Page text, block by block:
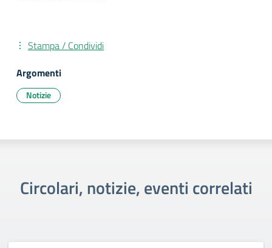
Stampa / Condividi
Argomenti
Notizie
Circolari, notizie, eventi correlati